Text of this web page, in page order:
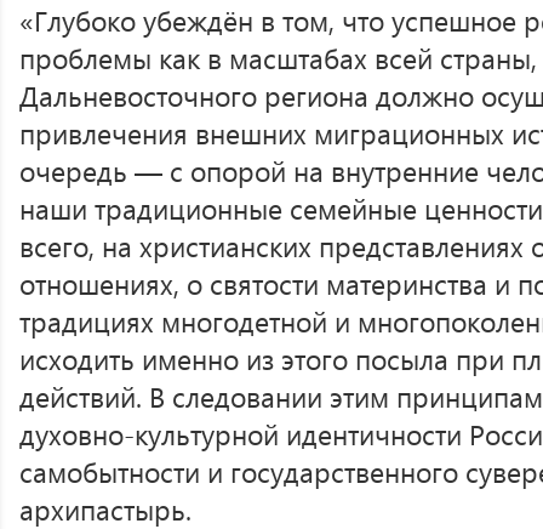
«Глубоко убеждён в том, что успешное
проблемы как в масштабах всей страны,
Дальневосточного региона должно
привлечения внешних миграционных
очередь — с опорой на внутренние
наши традиционные семейные
всего, на христианских
отношениях, о святости материнства и
традициях многодетной и
исходить именно из этого посыла при
действий. В следовании этим
духовно-культурной идентичности
самобытности и государственного
архипастырь.